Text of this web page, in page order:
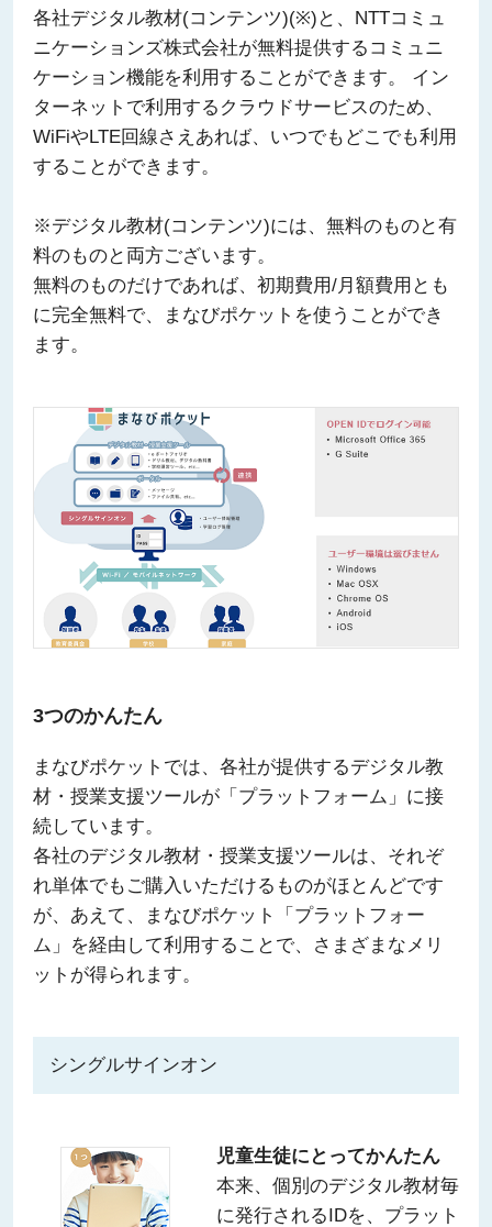
各社デジタル教材(コンテンツ)(※)と、NTTコミュ
ニケーションズ株式会社が無料提供するコミュニ
ケーション機能を利用することができます。 イン
ターネットで利用するクラウドサービスのため、
WiFiやLTE回線さえあれば、いつでもどこでも利用
することができます。
※デジタル教材(コンテンツ)には、無料のものと有
料のものと両方ございます。
無料のものだけであれば、初期費用/月額費用とも
に完全無料で、まなびポケットを使うことができ
ます。
3つのかんたん
まなびポケットでは、各社が提供するデジタル教
材・授業支援ツールが「プラットフォーム」に接
続しています。
各社のデジタル教材・授業支援ツールは、それぞ
れ単体でもご購入いただけるものがほとんどです
が、あえて、まなびポケット「プラットフォー
ム」を経由して利用することで、さまざまなメリ
ットが得られます。
シングルサインオン
児童生徒にとってかんたん
本来、個別のデジタル教材毎
に発行されるIDを、プラット